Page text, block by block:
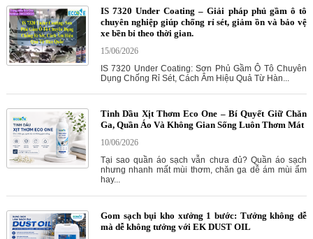
IS 7320 Under Coating – Giải pháp phủ gầm ô tô
chuyên nghiệp giúp chống rỉ sét, giảm ồn và bảo vệ
xe bền bỉ theo thời gian.
15/06/2026
IS 7320 Under Coating: Sơn Phủ Gầm Ô Tô Chuyên
Dụng Chống Rỉ Sét, Cách Âm Hiệu Quả Từ Hàn...
Tinh Dầu Xịt Thơm Eco One – Bí Quyết Giữ Chăn
Ga, Quần Áo Và Không Gian Sống Luôn Thơm Mát
10/06/2026
Tại sao quần áo sạch vẫn chưa đủ? Quần áo sạch
nhưng nhanh mất mùi thơm, chăn ga dễ ám mùi ẩm
hay...
Gom sạch bụi kho xưởng 1 bước: Tưởng không dễ
mà dễ không tưởng với EK DUST OIL